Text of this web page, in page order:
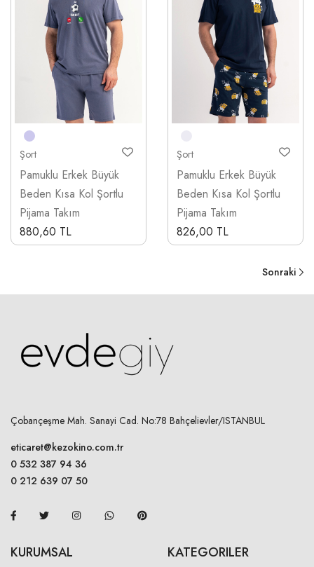
Şort
Pamuklu Erkek Büyük
Beden Kısa Kol Şortlu
Pijama Takım
880,60 TL
Şort
Pamuklu Erkek Büyük
Beden Kısa Kol Şortlu
Pijama Takım
826,00 TL
Sonraki
Çobançeşme Mah. Sanayi Cad. No:78 Bahçelievler/ISTANBUL
eticaret@kezokino.com.tr
0 532 387 94 36
0 212 639 07 50
KURUMSAL KATEGORILER